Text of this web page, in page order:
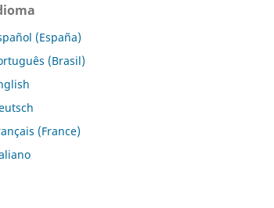
(España)
(Brasil)
(France)